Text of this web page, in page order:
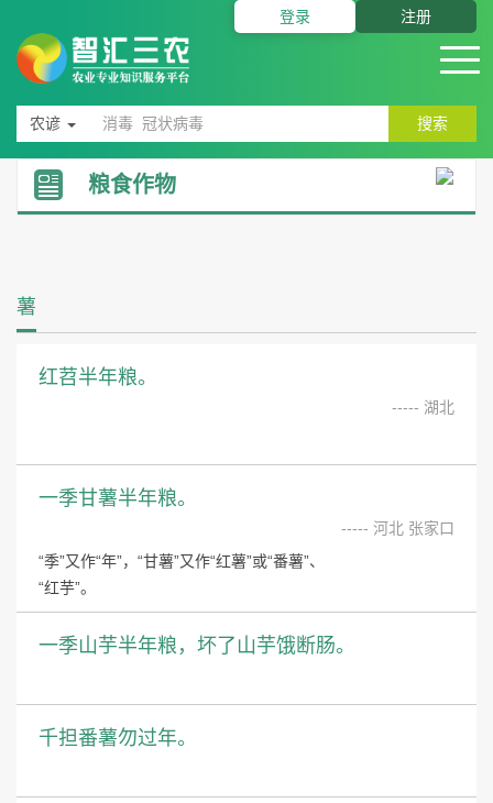
登录 注册
农谚 搜索
粮食作物
薯
红苕半年粮。
----- 湖北
一季甘薯半年粮。
----- 河北 张家口
“季”又作“年”，“甘薯”又作“红薯”或“番薯”、
“红芋”。
一季山芋半年粮，坏了山芋饿断肠。
千担番薯勿过年。